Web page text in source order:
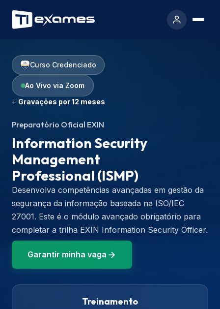
Curso Credenciado
Ao Vivo via Zoom
+ Gravações por 12 meses
Preparatório Oficial EXIN
Information Security
Management
Professional (ISMP)
Desenvolva competências avançadas em gestão da
segurança da informação baseada na ISO/IEC
27001. Este é o módulo avançado obrigatório para
completar a trilha EXIN Information Security Officer.
Garantir minha vaga
Treinamento